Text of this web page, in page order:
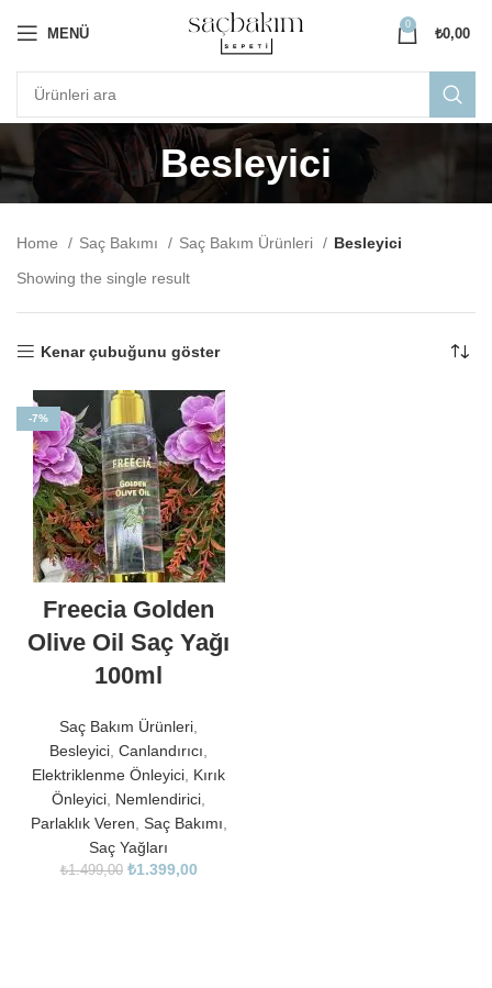
MENÜ
0
₺0,00
Besleyici
Home Saç Bakımı Saç Bakım Ürünleri
Besleyici
Showing the single result
Kenar çubuğunu göster
-7%
Freecia Golden
Olive Oil Saç Yağı
100ml
Saç Bakım Ürünleri
Besleyici Canlandırıcı
Elektriklenme Önleyici Kırık
Önleyici Nemlendirici
Parlaklık Veren Saç Bakımı
Saç Yağları
₺1.499,00 ₺1.399,00